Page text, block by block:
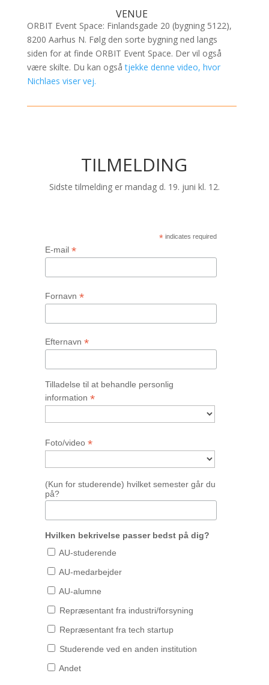
VENUE
ORBIT Event Space: Finlandsgade 20 (bygning 5122),
8200 Aarhus N. Følg den sorte bygning ned langs
siden for at finde ORBIT Event Space. Der vil også
være skilte. Du kan ogsåtjekke denne video, hvor
Nichlaes viser vej.
TILMELDING
Sidste tilmelding er mandag d. 19. juni kl. 12.
* indicates required
E-mail *
Fornavn *
Efternavn *
Tilladelse til at behandle personlig
information *
Foto/video *
(Kun for studerende) hvilket semester går du
på?
Hvilken bekrivelse passer bedst på dig?
AU-studerende
AU-medarbejder
AU-alumne
Repræsentant fra industri/forsyning
Repræsentant fra tech startup
Studerende ved en anden institution
Andet